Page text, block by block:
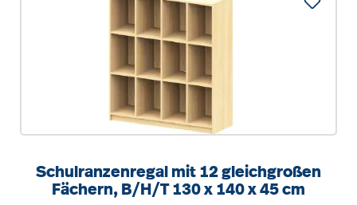
Schulranzenregal mit 12 gleichgroßen
Fächern, B/H/T 130 x 140 x 45 cm